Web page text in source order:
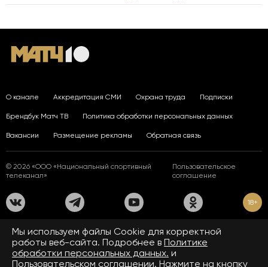
О канале Аккредитация СМИ Охрана труда Подписки
Брендбук Матч ТВ Политика обработки персональных данных
Вакансии Размещение рекламы Обратная связь
© 2026 «ООО «Национальный спортивный
телеканал»
Пользовательское
соглашение
18+
На сайте применяются рекомендательные технологии. Подробнее
Правилах применения рекомендательных технологий.
Средство массовой информации сетевое издание «www.matchtv.ru»
зарегистрировано Федеральной службой по надзору в сфере связи,
Мы используем файлы Сookie для корректной
работы веб-сайта. Подробнее в Политике
обработки персональных данных. и
Пользовательском соглашении. Нажмите на кнопку